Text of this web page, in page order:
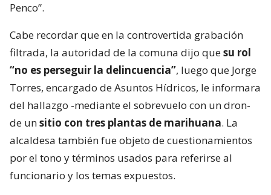
Penco”.
Cabe recordar que en la controvertida grabación
filtrada, la autoridad de la comuna dijo quesu rol
“no es perseguir la delincuencia”, luego que Jorge
Torres, encargado de Asuntos Hídricos, le informara
del hallazgo -mediante el sobrevuelo con un dron-
de unsitio con tres plantas de marihuana. La
alcaldesa también fue objeto de cuestionamientos
por el tono y términos usados para referirse al
funcionario y los temas expuestos.